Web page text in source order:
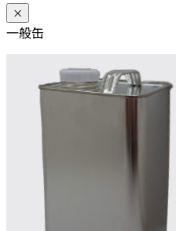
×
一般缶